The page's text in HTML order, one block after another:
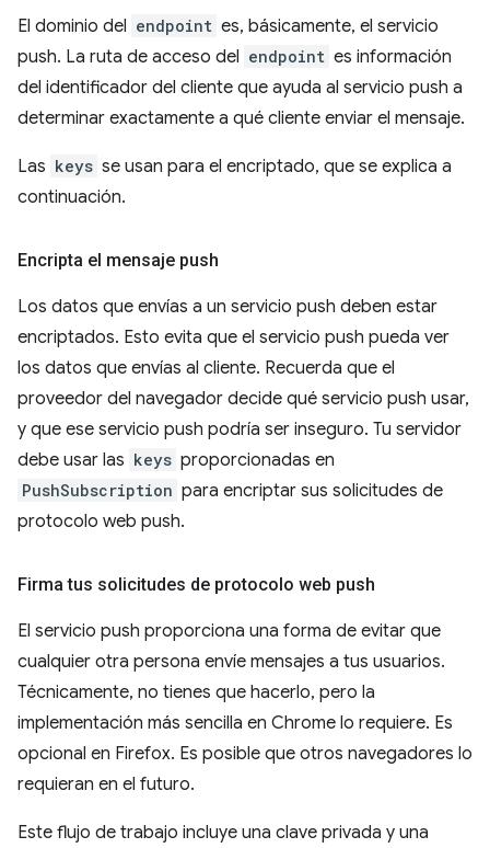
El dominio del endpoint es, básicamente, el servicio
push. La ruta de acceso del endpoint es información
del identificador del cliente que ayuda al servicio push a
determinar exactamente a qué cliente enviar el mensaje.
Las keys se usan para el encriptado, que se explica a
continuación.
Encripta el mensaje push
Los datos que envías a un servicio push deben estar
encriptados. Esto evita que el servicio push pueda ver
los datos que envías al cliente. Recuerda que el
proveedor del navegador decide qué servicio push usar,
y que ese servicio push podría ser inseguro. Tu servidor
debe usar las keys proporcionadas en
PushSubscription para encriptar sus solicitudes de
protocolo web push.
Firma tus solicitudes de protocolo web push
El servicio push proporciona una forma de evitar que
cualquier otra persona envíe mensajes a tus usuarios.
Técnicamente, no tienes que hacerlo, pero la
implementación más sencilla en Chrome lo requiere. Es
opcional en Firefox. Es posible que otros navegadores lo
requieran en el futuro.
Este flujo de trabajo incluye una clave privada y una